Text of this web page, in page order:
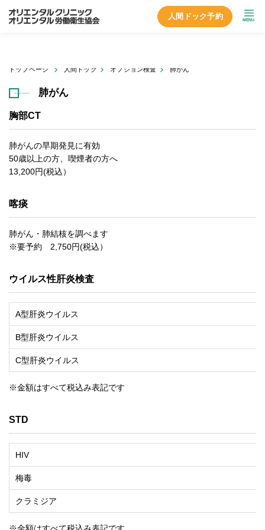
人間ドック予約 MENU
トップページ 人間ドック オプション検査 肺がん
肺がん
胸部CT
肺がんの早期発見に有効
50歳以上の方、喫煙者の方へ
13,200円(税込）
喀痰
肺がん・肺結核を調べます
※要予約 2,750円(税込）
ウイルス性肝炎検査
A型肝炎ウイルス
B型肝炎ウイルス
C型肝炎ウイルス
※金額はすべて税込み表記です
STD
HIV
梅毒
クラミジア